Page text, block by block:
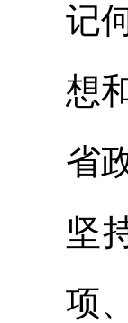
记
想
省
坚
项